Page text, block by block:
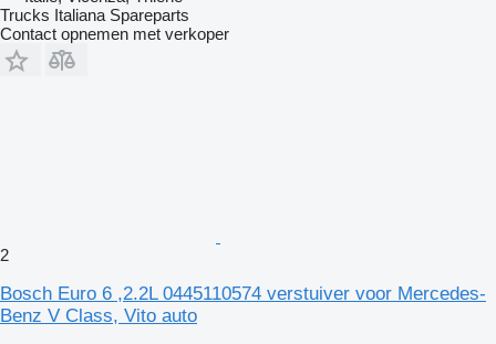
Trucks Italiana Spareparts
Contact opnemen met verkoper
2
Bosch Euro 6 ,2.2L 0445110574 verstuiver voor Mercedes-
Benz V Class, Vito auto